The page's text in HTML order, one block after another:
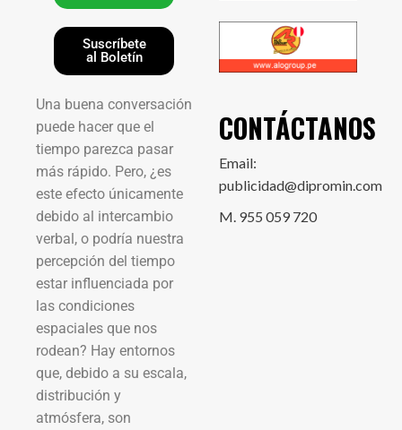
Suscríbete
al Boletín
Una buena conversación
puede hacer que el
tiempo parezca pasar
más rápido. Pero, ¿es
este efecto únicamente
debido al intercambio
verbal, o podría nuestra
percepción del tiempo
estar influenciada por
las condiciones
espaciales que nos
rodean? Hay entornos
que, debido a su escala,
distribución y
atmósfera, son
CONTÁCTANOS
Email:
publicidad@dipromin.com
M. 955 059 720